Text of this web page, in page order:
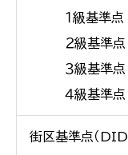
１級基準点
２級基準点
３級基準点
４級基準点
街区基準点（DID